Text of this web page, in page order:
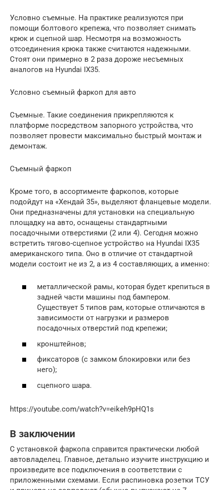
Условно съемные. На практике реализуются при
помощи болтового крепежа, что позволяет снимать
крюк и сцепной шар. Несмотря на возможность
отсоединения крюка также считаются надежными.
Стоят они примерно в 2 раза дороже несъемных
аналогов на Нyundai ІХ35.
Условно съемный фаркоп для авто
Съемные. Такие соединения прикрепляются к
платформе посредством запорного устройства, что
позволяет провести максимально быстрый монтаж и
демонтаж.
Съемный фаркоп
Кроме того, в ассортименте фаркопов, которые
подойдут на «Хендай 35», выделяют фланцевые модели.
Они предназначены для установки на специальную
площадку на авто, оснащены стандартными
посадочными отверстиями (2 или 4). Сегодня можно
встретить тягово-сцепное устройство на Нyundai ІХ35
американского типа. Оно в отличие от стандартной
модели состоит не из 2, а из 4 составляющих, а именно:
металлической рамы, которая будет крепиться в
задней части машины под бампером.
Существует 5 типов рам, которые отличаются в
зависимости от нагрузки и размеров
посадочных отверстий под крепежи;
кронштейнов;
фиксаторов (с замком блокировки или без
него);
сцепного шара.
https://youtube.com/watch?v=eikeh9pHQ1s
В заключении
С установкой фаркопа справится практически любой
автовладелец. Главное, детально изучите инструкцию и
произведите все подключения в соответствии с
приложенными схемами. Если распиновка розетки ТСУ